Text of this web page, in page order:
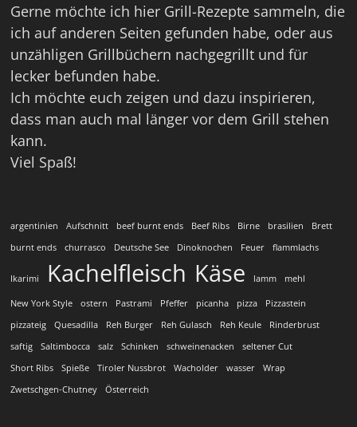
Gerne möchte ich hier Grill-Rezepte sammeln, die
ich auf anderen Seiten gefunden habe, oder aus
unzähligen Grillbüchern nachgegrillt und für
lecker befunden habe.
Ich möchte euch zeigen und dazu inspirieren,
dass man auch mal länger vor dem Grill stehen
kann.
Viel Spaß!
argentinien Aufschnitt beef burnt ends Beef Ribs Birne brasilien
Brett
burnt ends
churrasco Deutsche See Dinoknochen Feuer flammlachs
Ikarimi Kachelfleisch Käse lamm mehl
New York Style ostern Pastrami Pfeffer picanha pizza
Pizzastein
pizzateig
Quesadilla Reh Burger Reh Gulasch Reh Keule
Rinderbrust
saftig
Saltimbocca salz Schinken schweinenacken
seltener Cut
Short Ribs
Spieße Tiroler Nussbrot Wacholder wasser
Wrap
Zwetschgen-Chutney
Österreich